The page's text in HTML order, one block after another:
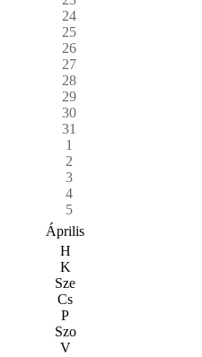
24
25
26
27
28
29
30
31
1
2
3
4
5
Április
H
K
Sze
Cs
P
Szo
V